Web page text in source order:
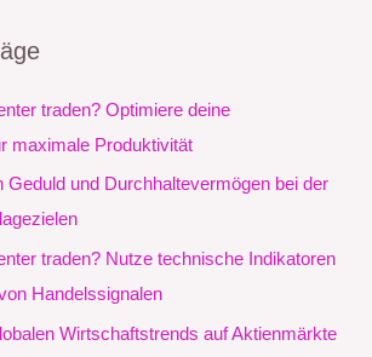
traden? Optimiere deine
maximale Produktivität
Geduld und Durchhaltevermögen bei der
traden? Nutze technische Indikatoren
Handelssignalen
Wirtschaftstrends auf Aktienmärkte